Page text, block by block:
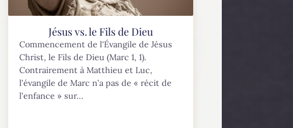
Jésus vs. le Fils de Dieu
Commencement de l'Évangile de Jésus
Christ, le Fils de Dieu (Marc 1, 1).
Contrairement à Matthieu et Luc,
l’évangile de Marc n’a pas de « récit de
l’enfance » sur...